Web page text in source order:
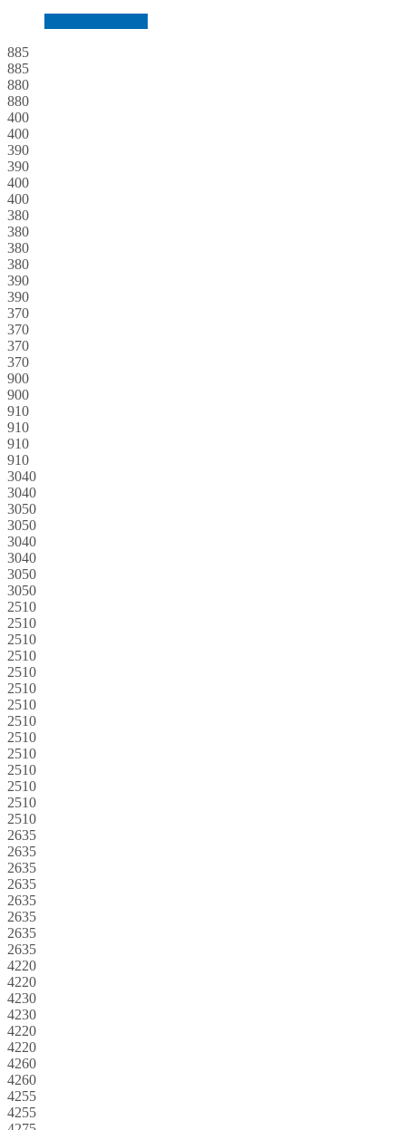
885
885
880
880
400
400
390
390
400
400
380
380
380
380
390
390
370
370
370
370
900
900
910
910
910
910
3040
3040
3050
3050
3040
3040
3050
3050
2510
2510
2510
2510
2510
2510
2510
2510
2510
2510
2510
2510
2510
2510
2635
2635
2635
2635
2635
2635
2635
2635
4220
4220
4230
4230
4220
4220
4260
4260
4255
4255